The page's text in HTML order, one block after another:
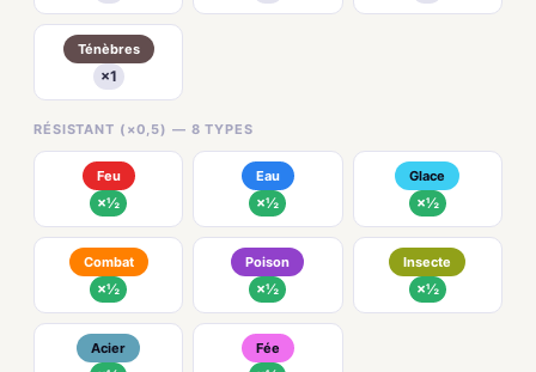
Ténèbres
×1
RÉSISTANT (×0,5) — 8 TYPES
Feu
×½
Eau
×½
Glace
×½
Combat
×½
Poison
×½
Insecte
×½
Acier Fée